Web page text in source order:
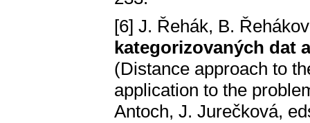
[6] J. Řehák, B.
kategorizovaných dat
(Distance approach to
application to the
Antoch, J. Jurečková,